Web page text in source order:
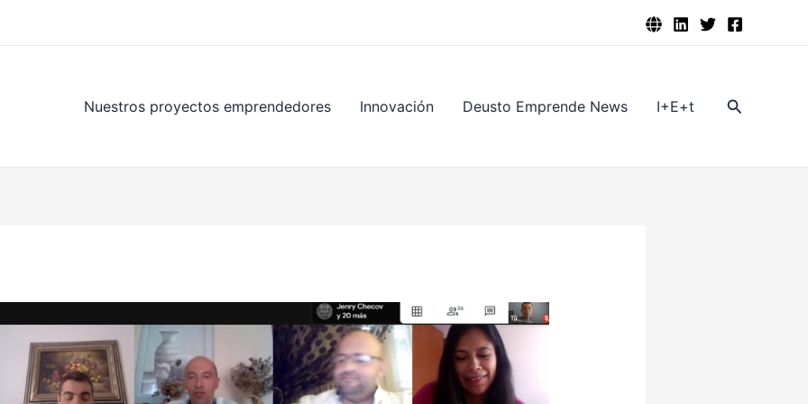
Nuestros proyectos emprendedores Innovación Deusto Emprende News I+E+t Buscar